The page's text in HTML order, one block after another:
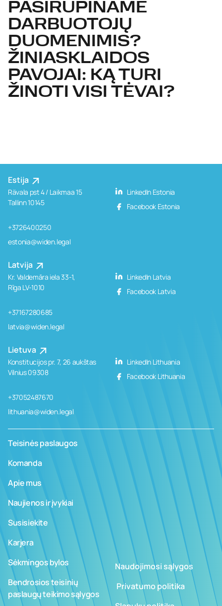
PASIRŪPINAME
DARBUOTOJŲ
DUOMENIMIS?
ŽINIASKLAIDOS
PAVOJAI: KĄ TURI
ŽINOTI VISI TĖVAI?
Estija
Rävala pst 4 / Laikmaa 15
Tallinn 10145
+3726400250
estonia@widen.legal
LinkedIn Estonia
Facebook Estonia
Latvija
Kr. Valdemāra iela 33-1,
Rīga LV-1010
+37167280685
latvia@widen.legal
LinkedIn Latvia
Facebook Latvia
Lietuva
Konstitucijos pr. 7, 26 aukštas
Vilnius 09308
+37052487670
lithuania@widen.legal
LinkedIn Lithuania
Facebook Lithuania
Teisinės paslaugos
Komanda
Apie mus
Naujienos ir įvykiai
Susisiekite
Karjera
Sėkmingos bylos
Bendrosios teisinių
paslaugų teikimo sąlygos
Naudojimosi sąlygos
­ ­­Privatumo politika